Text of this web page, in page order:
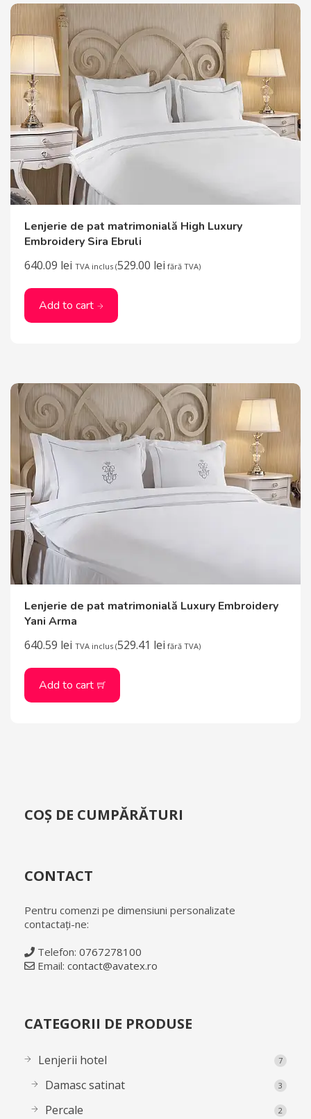
Lenjerie de pat matrimonială High Luxury
Embroidery Sira Ebruli
640.09 lei TVA inclus (529.00 lei fără TVA)
Add to cart
Lenjerie de pat matrimonială Luxury Embroidery
Yani Arma
640.59 lei TVA inclus (529.41 lei fără TVA)
Add to cart
COȘ DE CUMPĂRĂTURI
CONTACT
Pentru comenzi pe dimensiuni personalizate
contactați-ne:
Telefon: 0767278100
Email: contact@avatex.ro
CATEGORII DE PRODUSE
Lenjerii hotel 7
Damasc satinat 3
Percale 2